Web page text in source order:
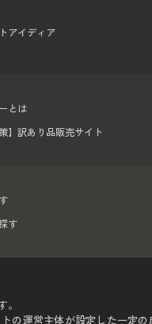
アイディア
とは
】訳あり品販売サイト
す
運営主体が設定した一定